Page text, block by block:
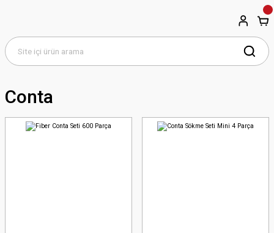
Conta